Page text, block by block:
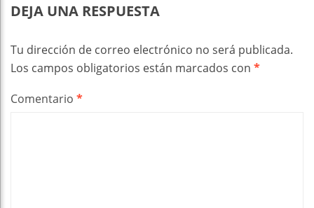
DEJA UNA RESPUESTA
Tu dirección de correo electrónico no será publicada.
Los campos obligatorios están marcados con *
Comentario *